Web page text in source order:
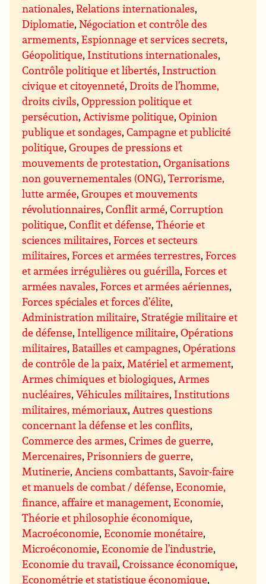
nationales,Relations internationales,
Diplomatie,Négociation et contrôle des
armements,Espionnage et services secrets,
Géopolitique, Institutions internationales,
Contrôle politique et libertés, Instruction
civique et citoyenneté,Droits de l’homme,
droits civils,Oppression politique et
persécution,Activisme politique,Opinion
publique et sondages,Campagne et publicité
politique,Groupes de pressions et
mouvements de protestation,Organisations
non gouvernementales (ONG),Terrorisme,
lutte armée,Groupes et mouvements
révolutionnaires,Conflit armé,Corruption
politique,Conflit et défense,Théorie et
sciences militaires,Forces et secteurs
militaires,Forces et armées terrestres,Forces
et armées irrégulières ou guérilla,Forces et
armées navales,Forces et armées aériennes,
Forces spéciales et forces d’élite,
Administration militaire, Stratégie militaire et
de défense, Intelligence militaire,Opérations
militaires, Batailles et campagnes,Opérations
de contrôle de la paix,Matériel et armement,
Armes chimiques et biologiques,Armes
nucléaires,Véhicules militaires, Institutions
militaires, mémoriaux,Autres questions
concernant la défense et les conflits,
Commerce des armes,Crimes de guerre,
Mercenaires,Prisonniers de guerre,
Mutinerie,Anciens combattants, Savoir-faire
et manuels de combat / défense,Economie,
finance, affaire et management,Economie,
Théorie et philosophie économique,
Macroéconomie,Economie monétaire,
Microéconomie,Economie de l’industrie,
Economie du travail,Croissance économique,
Econométrie et statistique économique,